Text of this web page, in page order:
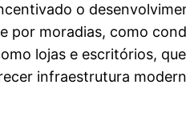
o
por moradias, como
lojas e escritórios,
infraestrutura